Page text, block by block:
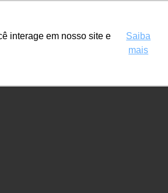
interage em nosso site e
Saiba
mais